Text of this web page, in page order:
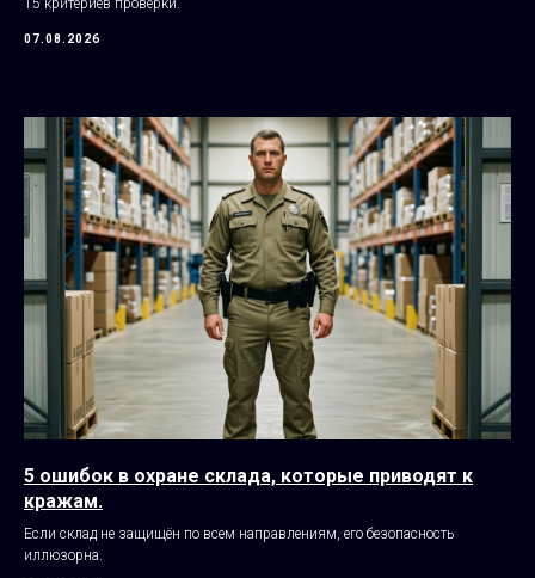
15 критериев проверки.
07.08.2026
5 ошибок в охране склада, которые приводят к
кражам.
Если склад не защищён по всем направлениям, его безопасность
иллюзорна.